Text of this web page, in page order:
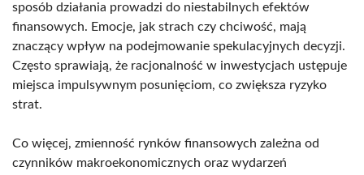
sposób działania prowadzi do niestabilnych efektów
finansowych. Emocje, jak strach czy chciwość, mają
znaczący wpływ na podejmowanie spekulacyjnych decyzji.
Często sprawiają, że racjonalność w inwestycjach ustępuje
miejsca impulsywnym posunięciom, co zwiększa ryzyko
strat.
Co więcej, zmienność rynków finansowych zależna od
czynników makroekonomicznych oraz wydarzeń